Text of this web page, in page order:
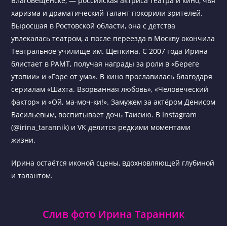
харизма и драматический талант покорили зрителей.
Выросшая в Ростовской области, она с детства
увлекалась театром, а после переезда в Москву окончила
Театральное училище им. Щепкина. С 2007 года Ирина
блистает в РАМТ, получая награды за роли в «Береге
утопии» и «Горе от ума». В кино прославилась благодаря
сериалам «Шахта. Взорванная любовь», «Человеческий
фактор» и «Ой, ма-моч-ки!». Замужем за актёром Денисом
Васильевым, воспитывает дочь Таисию. В Instagram
(@irina_tarannik) и VK делится редкими моментами
жизни.
Ирина остаётся иконой сцены, вдохновляющей глубиной
и талантом.
Слив фото Ирина Таранник